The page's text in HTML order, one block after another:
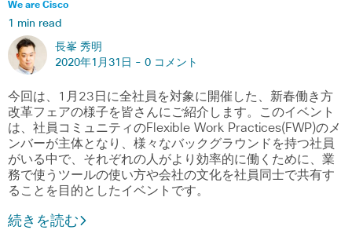
We are Cisco
1 min read
長峯 秀明
2020年1月31日 - 0 コメント
今回は、1月23日に全社員を対象に開催した、新春働き方
改革フェアの様子を皆さんにご紹介します。このイベント
は、社員コミュニティのFlexible Work Practices(FWP)のメ
ンバーが主体となり、様々なバックグラウンドを持つ社員
がいる中で、それぞれの人がより効率的に働くために、業
務で使うツールの使い方や会社の文化を社員同士で共有す
ることを目的としたイベントです。
続きを読む